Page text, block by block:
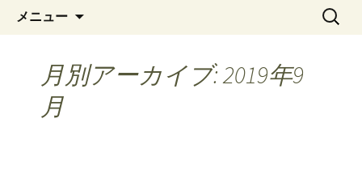
メニュー
検
月別アーカイブ: 2019年9
月